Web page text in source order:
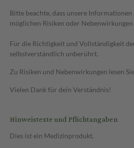
Bitte beachte, dass unsere
möglichen Risiken oder
Für die Richtigkeit und Vollständigkeit
selbstverständlich unberührt.
Zu Risiken und Nebenwirkungen lesen
Vielen Dank für dein Verständnis!
Hinweistexte und Pflichtangaben
Dies ist ein Medizinprodukt.